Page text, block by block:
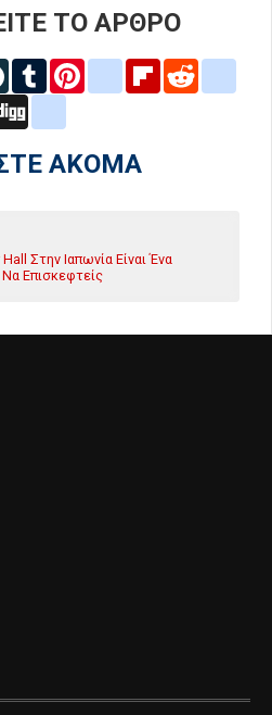
ΤΟ ΑΡΘΡΟ
LiveJournal
Tumblr Pinterestblogger_post
Flipboard
ΑΚΟΜΑ
Στην Ιαπωνία Είναι Ένα
Επισκεφτείς